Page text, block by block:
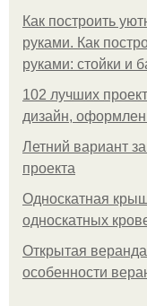
Как построить
руками. Как
руками: стойки и
102 лучших
дизайн,
Летний вариант
проекта
Односкатная
односкатных
Открытая
особенности